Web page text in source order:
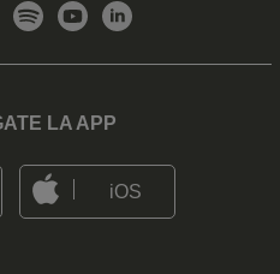
LA APP
iOS